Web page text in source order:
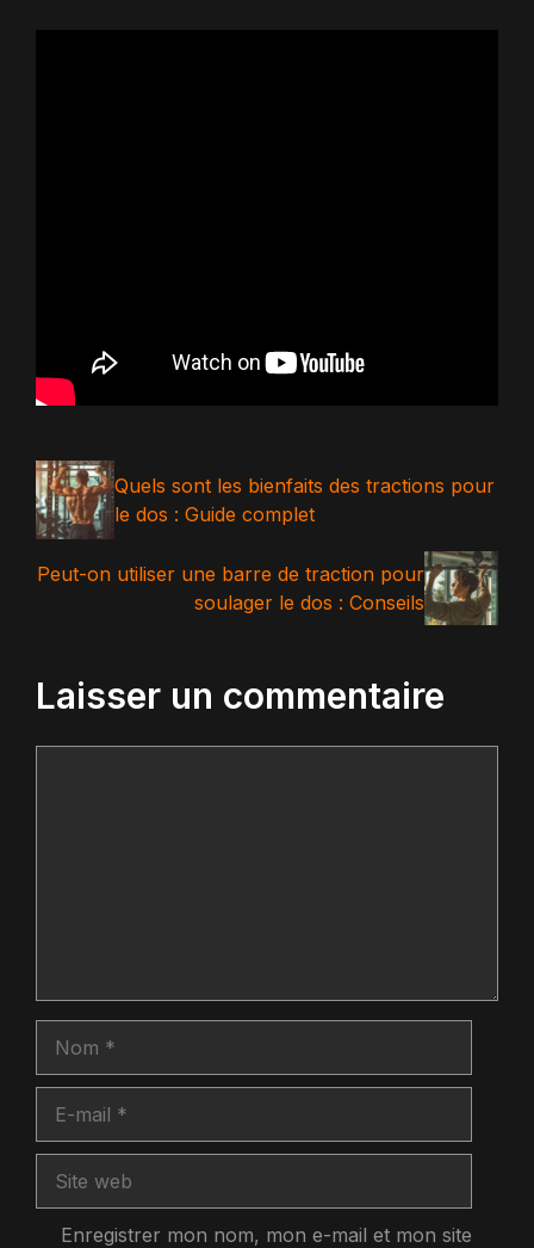
Quels sont les bienfaits des tractions pour
le dos : Guide complet
Peut-on utiliser une barre de traction pour
soulager le dos : Conseils
Laisser un commentaire
mail
web
Enregistrer mon nom, mon e-mail et mon site